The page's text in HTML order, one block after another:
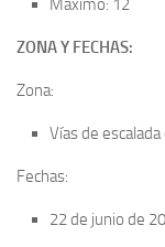
Máximo: 12
ZONA Y FECHAS:
Zona:
Vías de
Fechas:
22 de junio de